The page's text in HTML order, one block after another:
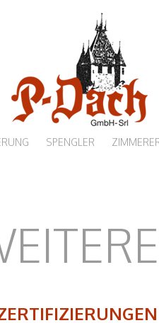
SPENGLER